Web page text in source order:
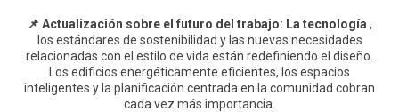
📌 Actualización sobre el futuro del trabajo: La tecnología ,
los estándares de sostenibilidad y las nuevas necesidades
relacionadas con el estilo de vida están redefiniendo el diseño.
Los edificios energéticamente eficientes, los espacios
inteligentes y la planificación centrada en la comunidad cobran
cada vez más importancia.